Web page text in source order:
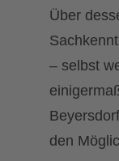
Über
– selbst
den